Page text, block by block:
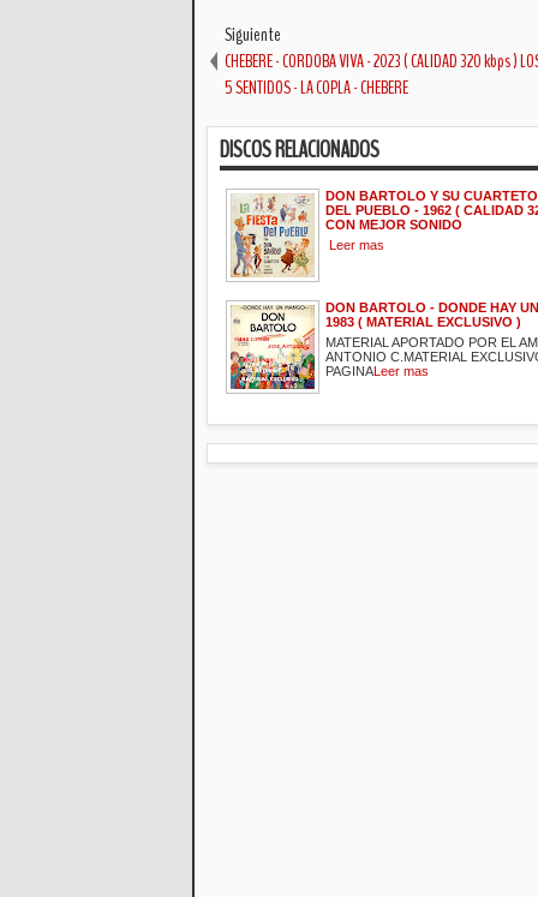
Siguiente
CHEBERE - CORDOBA VIVA - 2023 ( CALIDAD 320 kbps )
5 SENTIDOS - LA COPLA - CHEBERE
DISCOS RELACIONADOS
DON BARTOLO Y SU
DEL PUEBLO - 1962 ( CALIDAD
CON MEJOR SONIDO
Leer mas
DON BARTOLO - DONDE HAY
1983 ( MATERIAL EXCLUSIVO )
MATERIAL APORTADO POR EL
ANTONIO C.MATERIAL
PAGINALeer mas